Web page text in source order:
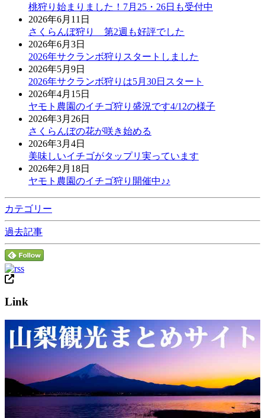
桃狩り始まりました！7月25・26日も受付中
2026年6月11日
さくらんぼ狩り 第2週も好評でした
2026年6月3日
2026年サクランボ狩りスタートしました
2026年5月9日
2026年サクランボ狩りは5月30日スタート
2026年4月15日
ヤモト農園のイチゴ狩り盛況です4/12の様子
2026年3月26日
さくらんぼの花が咲き始める
2026年3月4日
美味しいイチゴがタップリ実っています
2026年2月18日
ヤモト農園のイチゴ狩り開催中♪♪
カテゴリー
過去記事
Link